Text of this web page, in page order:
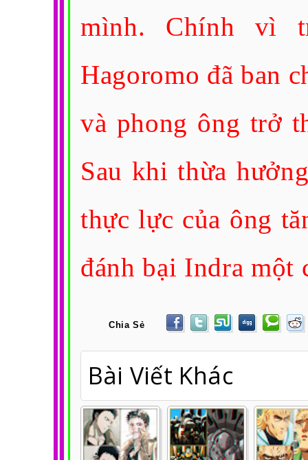
mình. Chính vì
Hagoromo đã ban
và phong ông trở
Sau khi thừa
thực lực của ông
đánh bại Indra một
Chia Sẻ
Bài Viết Khác